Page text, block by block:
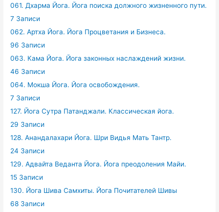
061. Дхарма Йога. Йога поиска должного жизненного пути.
7 Записи
062. Артха Йога. Йога Процветания и Бизнеса.
96 Записи
063. Кама Йога. Йога законных наслаждений жизни.
46 Записи
064. Мокша Йога. Йога освобождения.
7 Записи
127. Йога Сутра Патанджали. Классическая йога.
29 Записи
128. Анандалахари Йога. Шри Видья Мать Тантр.
24 Записи
129. Адвайта Веданта Йога. Йога преодоления Майи.
15 Записи
130. Йога Шива Самхиты. Йога Почитателей Шивы
68 Записи